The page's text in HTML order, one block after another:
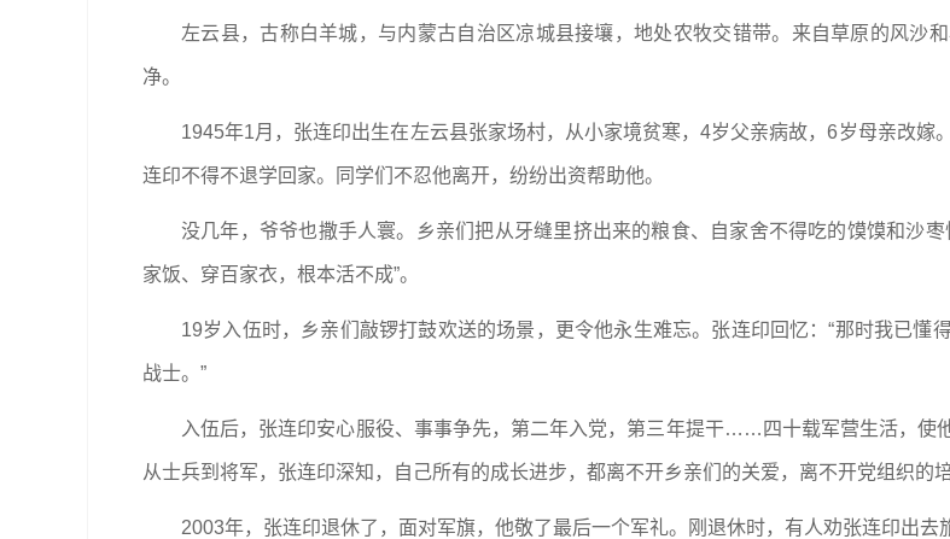
左云县，古称白羊城，与内蒙古自治区凉城县接壤，地处农牧交错带。来自草原的风沙
净。
1945年1月，张连印出生在左云县张家场村，从小家境贫寒，4岁父亲病故，6岁母亲改
连印不得不退学回家。同学们不忍他离开，纷纷出资帮助他。
没几年，爷爷也撒手人寰。乡亲们把从牙缝里挤出来的粮食、自家舍不得吃的馍馍和沙
家饭、穿百家衣，根本活不成”。
19岁入伍时，乡亲们敲锣打鼓欢送的场景，更令他永生难忘。张连印回忆：“那时我已
战士。”
入伍后，张连印安心服役、事事争先，第二年入党，第三年提干……四十载军营生活，使
从士兵到将军，张连印深知，自己所有的成长进步，都离不开乡亲们的关爱，离不开党组织的培
2003年，张连印退休了，面对军旗，他敬了最后一个军礼。刚退休时，有人劝张连印出